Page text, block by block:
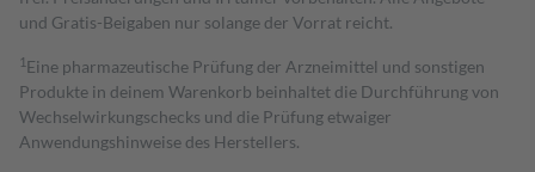
und Gratis-Beigaben nur solange der Vorrat reicht.
1 Eine pharmazeutische Prüfung der Arzneimittel und sonstigen
Produkte in deinem Warenkorb beinhaltet die Durchführung von
Wechselwirkungschecks und die Prüfung etwaiger
Anwendungshinweise des Herstellers.